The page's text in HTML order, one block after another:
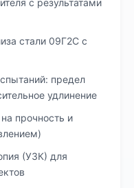
с результатами
стали 09Г2С с
предел
удлинение
прочность и
(УЗК) для